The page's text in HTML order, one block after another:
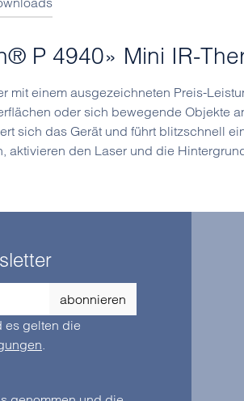
P 4940» Mini IR-
mit einem ausgezeichneten Preis-
oder sich bewegende Objekte
sich das Gerät und führt blitzschnell
aktivieren den Laser und die
abonnieren
es gelten die
.